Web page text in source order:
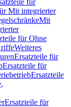
für
Mit integrierter
Mit
für Ohne
Weiteres
Ersatzteile für
Ersatzteile für
Ersatzteile
Ersatzteile für